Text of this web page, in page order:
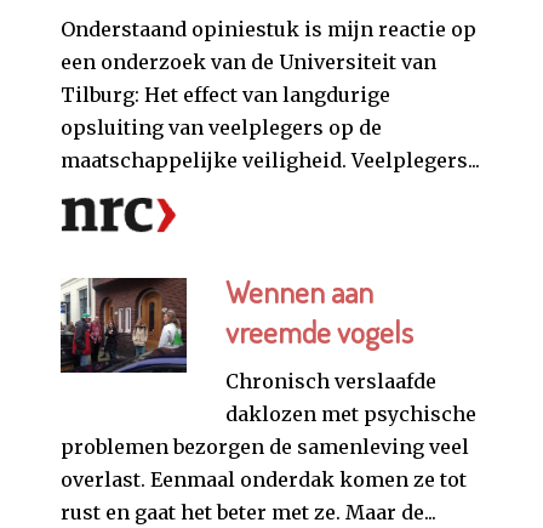
Onderstaand opiniestuk is mijn reactie op
een onderzoek van de Universiteit van
Tilburg: Het effect van langdurige
opsluiting van veelplegers op de
maatschappelijke veiligheid. Veelplegers...
Wennen aan
vreemde vogels
Chronisch verslaafde
daklozen met psychische
problemen bezorgen de samenleving veel
overlast. Eenmaal onderdak komen ze tot
rust en gaat het beter met ze. Maar de...